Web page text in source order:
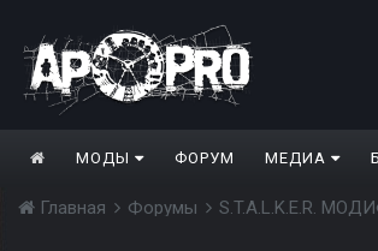
МОДЫ ФОРУМ МЕДИА
Главная Форумы S.T.A.L.K.E.R.